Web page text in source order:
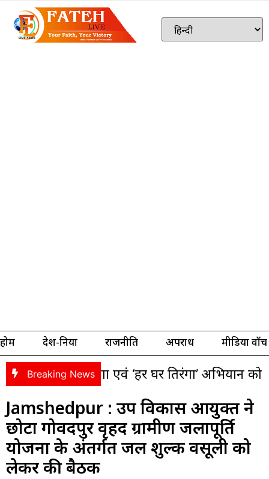
होम देश-दुनिया राजनीति अपराध मीडिया वॉच
Breaking News
यात्रा एवं ‘हर घर तिरंगा’ अभियान को लेकर
Jamshedpur : उप विकास आयुक्त ने
छोटा गोविंदपुर वृहद ग्रामीण जलापूर्ति
योजना के अंतर्गत जल शुल्क वसूली को
लेकर की बैठक